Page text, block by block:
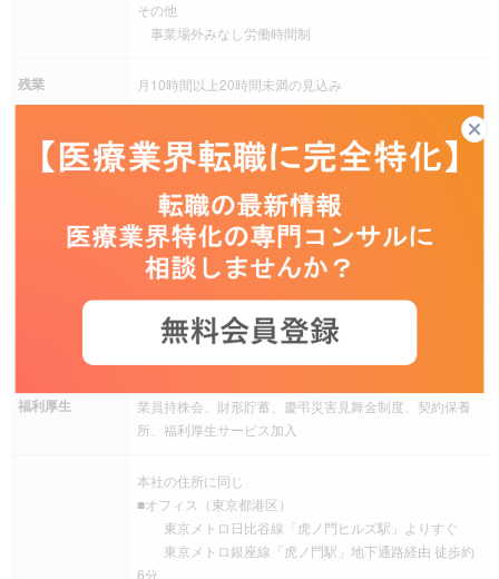
その他
事業場外みなし労働時間制
残業 月10時間以上20時間未満の見込み
休日休暇
完全週休二日制（土日曜日）、祝日、夏季休暇、年末年
始、有給休暇、慶弔休暇、産前産後休暇、介護休暇、年
その他 時間単位有給休暇
住宅手当、交通費（通勤手当）、家族手当、退職金制度
その他 企業年金
健康保険、厚生年金保険、雇用保険、労災保険
福利厚生
業員持株会、財形貯蓄、慶弔災害見舞金制度、契約保養
所、福利厚生サービス加入
本社の住所に同じ
■オフィス（東京都港区）
東京メトロ日比谷線「虎ノ門ヒルズ駅」よりすぐ
東京メトロ銀座線「虎ノ門駅」地下通路経由 徒歩約
6分